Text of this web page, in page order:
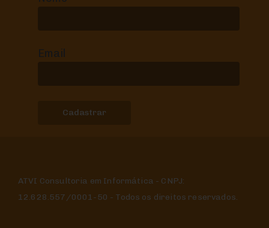
Email
ATVI Consultoria em Informática - CNPJ:
12.628.557/0001-50 - Todos os direitos reservados.